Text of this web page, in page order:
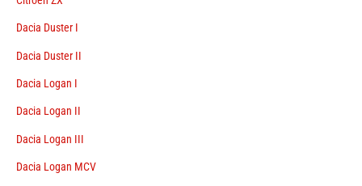
Dacia Duster I
Dacia Duster II
Dacia Logan I
Dacia Logan II
Dacia Logan III
Dacia Logan MCV